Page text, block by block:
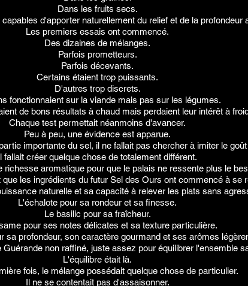
Dans les fruits secs.
d'apporter naturellement du relief et de la profondeur
Les premiers essais ont commencé.
Des dizaines de mélanges.
Parfois prometteurs.
Parfois décevants.
Certains étaient trop puissants.
D'autres trop discrets.
fonctionnaient sur la viande mais pas sur les légumes.
de bons résultats à chaud mais perdaient leur intérêt à
Chaque test permettait néanmoins d'avancer.
Peu à peu, une évidence est apparue.
importante du sel, il ne fallait pas chercher à imiter le
fallait créer quelque chose de totalement différent.
aromatique pour que le palais ne ressente plus le
les ingrédients du futur Sel des Ours ont commencé à se
naturelle et sa capacité à relever les plats sans
L'échalote pour sa rondeur et sa finesse.
Le basilic pour sa fraîcheur.
pour ses notes délicates et sa texture particulière.
sa profondeur, son caractère gourmand et ses arômes
Guérande non raffiné, juste assez pour équilibrer l'ensemble
L'équilibre était là.
fois, le mélange possédait quelque chose de particulier.
Il ne se contentait pas d'assaisonner.